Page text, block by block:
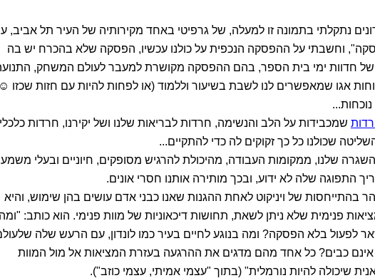
נתקלתי בתמונה זו למעלה, של גרפיטי באחד מקירותיה של העיר תל אביב,
וחשבתי על ההפסקה הנכפית על כולנו עכשיו, הפסקה שלא בהכרח יש בה
של חדוות ימי בית הספר, בהם ההפסקה מקושרת למעבר לעולם המשחק,
אגו שמאפשרים לנו לשבת בשיעור וללמוד (או לפחות להיות עם חזות שכזו
שמכבידות על הלב והנשימה, חרדות לבריאות שלנו ושל יקירנו, חרדות
שכולנו כל כך זקוקים לה כדי להתקיים...
שלנו, ממקומות העבודה, מהיכולת להרגיש מסופקים, חיוניים ובעלי
התפוגה שלה לא ידוע, ובכך מותירה אותנו חסרי אונים.
בהתייחסות של ויניקוט לאחת ההגנות שאנו כבני אדם עושים בהן שימוש, והיא
פנימית שלא ניתן לשאת, תחושות דיכאוניות של מוות פנימי. הוא כותב: "ומה
לפעול בלא הפסקה? ומה בנוגע לחיים בעיר כמו לונדון, עם הרעש שלה
אינם כבים? כל אחד מהם מדגים את ההרגעה בעזרת המציאות אל מול המוות
שיכולה להיות נורמלית" (בתוך "עצמי אמיתי, עצמי כוזב").